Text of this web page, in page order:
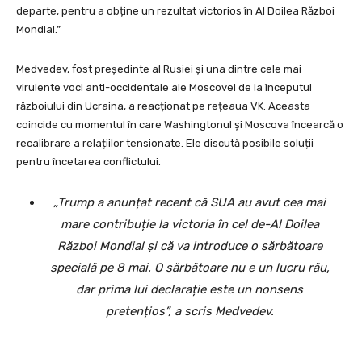
departe, pentru a obține un rezultat victorios în Al Doilea Război
Mondial.”
Medvedev, fost președinte al Rusiei și una dintre cele mai
virulente voci anti-occidentale ale Moscovei de la începutul
războiului din Ucraina, a reacționat pe rețeaua VK. Aceasta
coincide cu momentul în care Washingtonul și Moscova încearcă o
recalibrare a relațiilor tensionate. Ele discută posibile soluții
pentru încetarea conflictului.
„Trump a anunțat recent că SUA au avut cea mai
mare contribuție la victoria în cel de-Al Doilea
Război Mondial și că va introduce o sărbătoare
specială pe 8 mai. O sărbătoare nu e un lucru rău,
dar prima lui declarație este un nonsens
pretențios”, a scris Medvedev.